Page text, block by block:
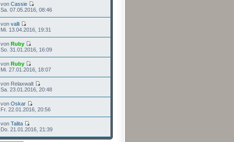
von Cassie
Sa. 07.05.2016, 08:46
von valli
Mi. 13.04.2016, 19:31
von Ruby
So. 31.01.2016, 16:09
von Ruby
Mi. 27.01.2016, 18:07
von Relaxwalt
Sa. 23.01.2016, 20:48
von Oskar
Fr. 22.01.2016, 20:56
von Talita
Do. 21.01.2016, 21:39